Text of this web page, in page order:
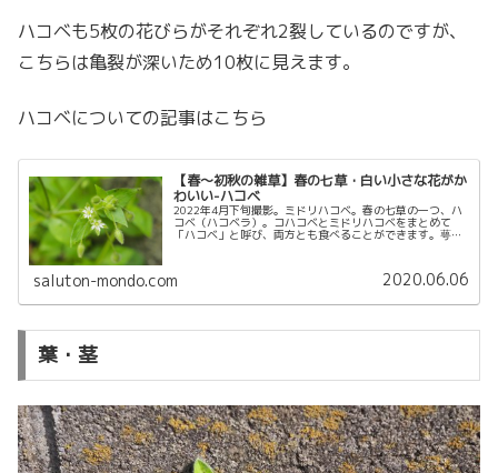
ハコベも5枚の花びらがそれぞれ2裂しているのですが、
こちらは亀裂が深いため10枚に見えます。
ハコベについての記事はこちら
【春～初秋の雑草】春の七草・白い小さな花がか
わいい-ハコベ
2022年4月下旬撮影。ミドリハコベ。春の七草の一つ、ハ
コベ（ハコベラ）。コハコベとミドリハコベをまとめて
「ハコベ」と呼び、両方とも食べることができます。萼の
saluton-mondo.com 2020.06.06
葉・茎